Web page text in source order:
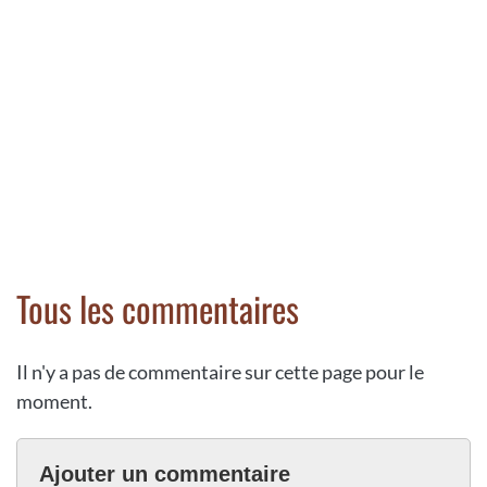
Tous les commentaires
Il n'y a pas de commentaire sur cette page pour le
moment.
Ajouter un commentaire